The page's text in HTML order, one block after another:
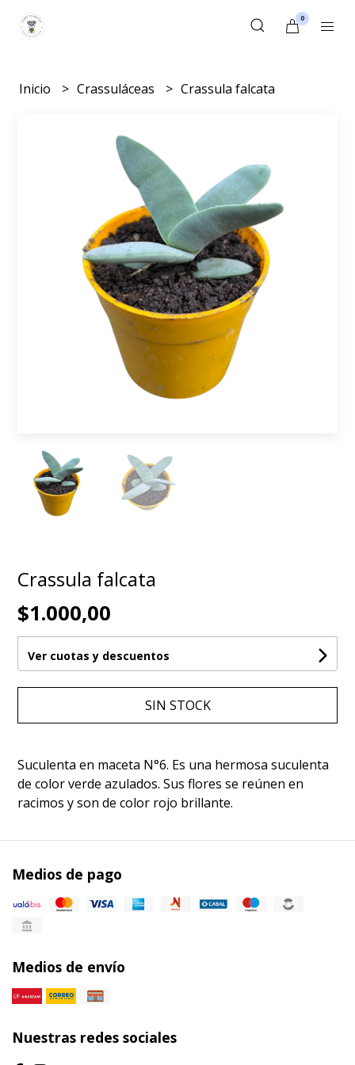
0
Inicio Crassuláceas Crassula falcata
Crassula falcata
$1.000,00
Ver cuotas y descuentos
SIN STOCK
Suculenta en maceta N°6. Es una hermosa suculenta
de color verde azulados. Sus flores se reúnen en
racimos y son de color rojo brillante.
Medios de pago
Medios de envío
Nuestras redes sociales